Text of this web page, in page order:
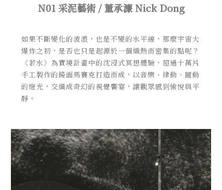
N01 采泥藝術 / 董承濂 Nick Dong
如果不斷變化的波浪，也是不變的水平線，那麼宇宙大
爆炸之初，是否也只是起源於一個熾熱而密集的點呢？
《若水》為實境計畫中的沈浸式冥想體驗，超過十萬片
手工製作的鏡面馬賽克打造而成，以音樂、律動、躍動
的燈光，交織成奇幻的視覺饗宴，讓觀眾感到愉悅與平
靜。